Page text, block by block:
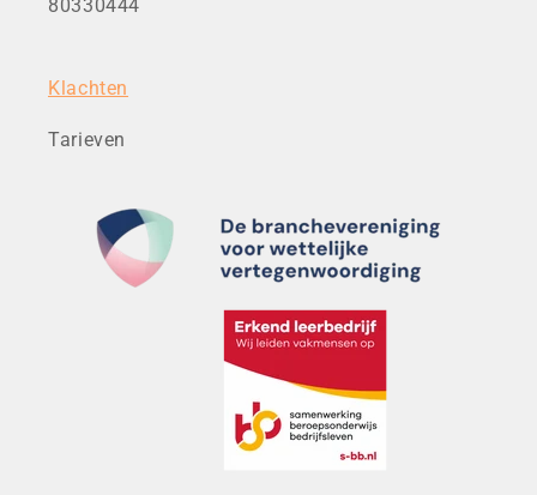
80330444
Klachten
Tarieven